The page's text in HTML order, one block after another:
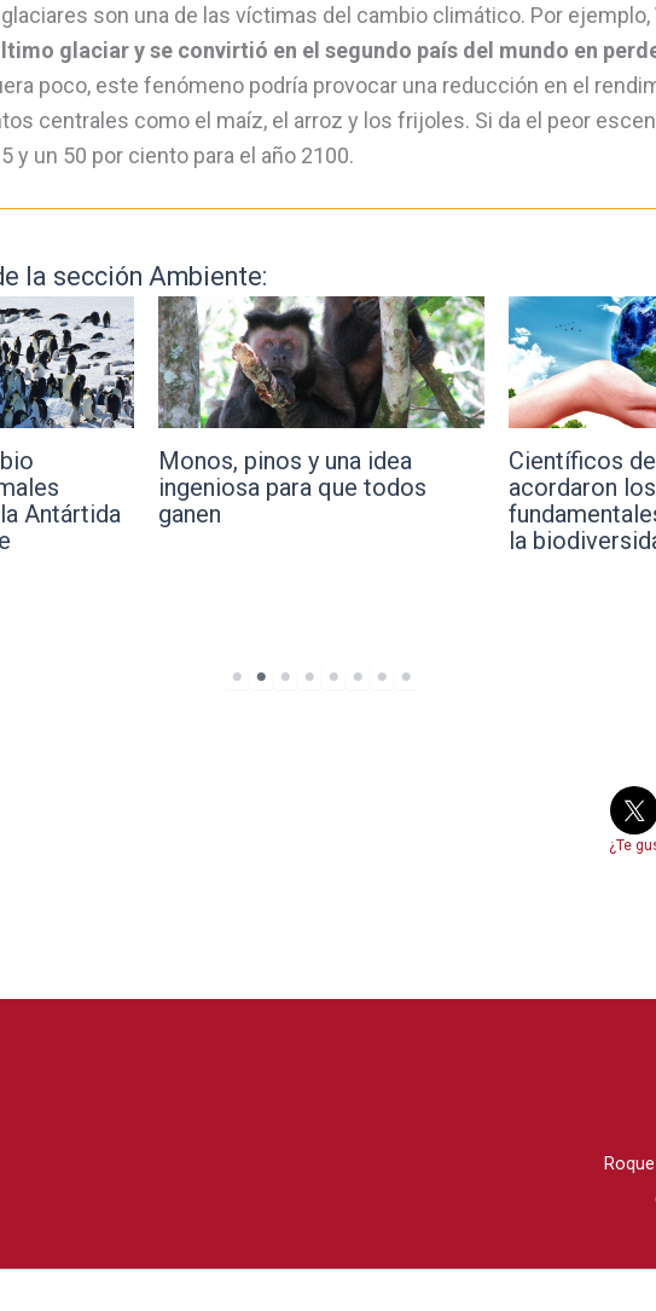
son una de las víctimas del cambio climático. Por ejemplo,
glaciar y se convirtió en el segundo país del mundo en
poco, este fenómeno podría provocar una reducción en el
centrales como el maíz, el arroz y los frijoles. Si da el peor
y un 50 por ciento para el año 2100.
la sección Ambiente:
idea
todos
Científicos de todo el mundo
acordaron los cambios
fundamentales para proteger
desarrollan
medir el
¿Te